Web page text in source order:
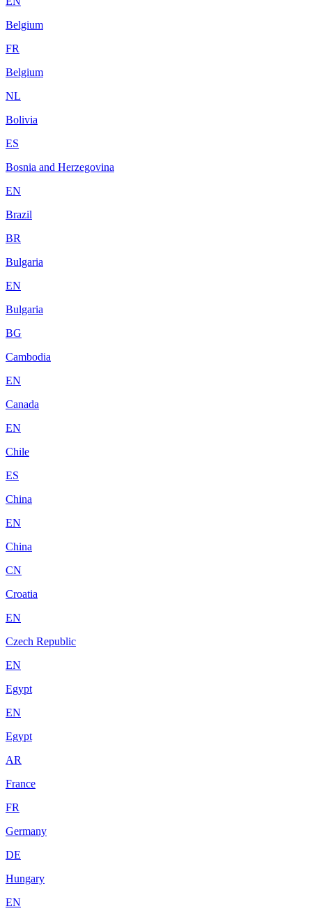
Belgium
FR
Belgium
NL
Bolivia
ES
Bosnia and Herzegovina
EN
Brazil
BR
Bulgaria
EN
Bulgaria
BG
Cambodia
EN
Canada
EN
Chile
ES
China
EN
China
CN
Croatia
EN
Czech Republic
EN
Egypt
EN
Egypt
AR
France
FR
Germany
DE
Hungary
EN